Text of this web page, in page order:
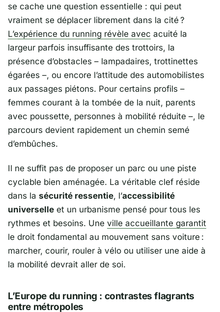
se cache une question essentielle : qui peut
vraiment se déplacer librement dans la cité ?
L’expérience du running révèle avec acuité la
largeur parfois insuffisante des trottoirs, la
présence d’obstacles – lampadaires, trottinettes
égarées –, ou encore l’attitude des automobilistes
aux passages piétons. Pour certains profils –
femmes courant à la tombée de la nuit, parents
avec poussette, personnes à mobilité réduite –, le
parcours devient rapidement un chemin semé
d’embûches.
Il ne suffit pas de proposer un parc ou une piste
cyclable bien aménagée. La véritable clef réside
dans la sécurité ressentie, l’accessibilité
universelle et un urbanisme pensé pour tous les
rythmes et besoins. Une ville accueillante garantit
le droit fondamental au mouvement sans voiture :
marcher, courir, rouler à vélo ou utiliser une aide à
la mobilité devrait aller de soi.
L’Europe du running : contrastes flagrants
entre métropoles